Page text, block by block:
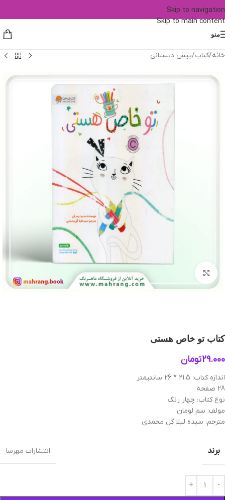
Skip to navigation
Skip to main content
منو
خانه/کتاب/پیش دبستانی
بزرگنمایی تصویر
کتاب تو خاص هستی
29.000تومان
اندازه کتاب: 21.5 * 26 سانتیمتر
28 صفحه
نوع کتاب: چهار رنگ
مولف: سم لومان
مترجم: سیده لیلا گل محمدی
برند انتشارات مهرسا